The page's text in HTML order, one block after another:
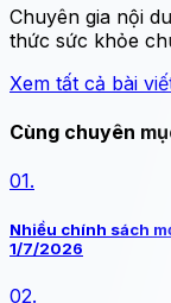
Chuyên gia nội
thức sức khỏe
Xem tất cả bài
Cùng chuyên
01.
Nhiều chính sách
1/7/2026
02.